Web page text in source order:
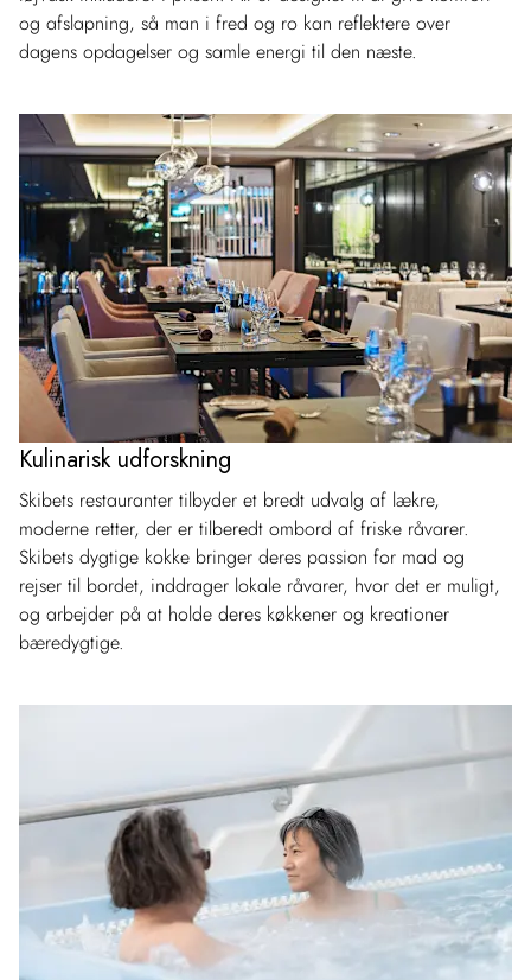
og afslapning, så man i fred og ro kan reflektere over
dagens opdagelser og samle energi til den næste.
Kulinarisk udforskning
Skibets restauranter tilbyder et bredt udvalg af lækre,
moderne retter, der er tilberedt ombord af friske råvarer.
Skibets dygtige kokke bringer deres passion for mad og
rejser til bordet, inddrager lokale råvarer, hvor det er muligt,
og arbejder på at holde deres køkkener og kreationer
bæredygtige.